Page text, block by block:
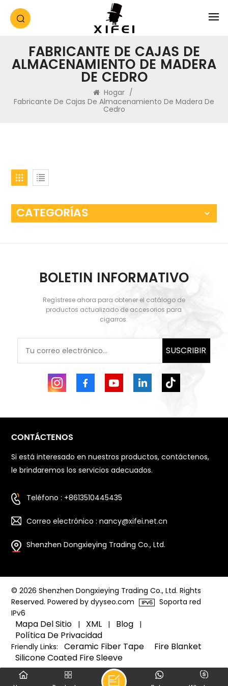
FABRICANTE DE CAJAS DE
ALMACENAMIENTO DE MADERA
DE CEDRO
Hogar /
Fabricante De Cajas De Almacenamiento De Madera De
Cedro
CATEGORÍAS
BOLETIN INFORMATIVO
Regístrese ahora para obtener el catálogo de
productos actualizado de accesorios para
cigarros.
SUSCRIBIR
CONTÁCTENOS
Si está interesado en nuestros productos, contáctenos,
le brindaremos los servicios adecuados.
Teléfono : +8613510445435
Correo electrónico : nancy@xifei.net.cn
Shenzhen Dongxieying Trading Co., Ltd.
© 2026 Shenzhen Dongxieying Trading Co., Ltd. Rights
Reserved. Powered by dyyseo.com
Soporta red
IPv6
Mapa Del Sitio | XML | Blog |
Política De Privacidad
Friendly Links: Ceramic Fiber Tape
Fire Blanket
Silicone Coated Fire Sleeve